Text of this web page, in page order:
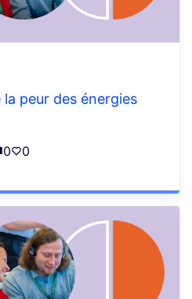
peur des énergies
0 0